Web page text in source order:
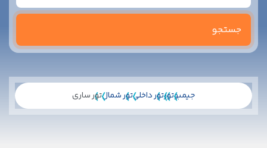
جیمبوتورتور داخلیتور شمالتور ساری